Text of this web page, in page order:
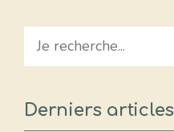
Search
Derniers articles